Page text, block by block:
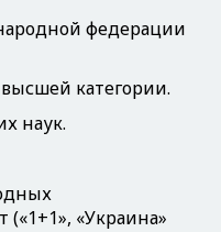
федерации
категории.
наук.
«Украина»